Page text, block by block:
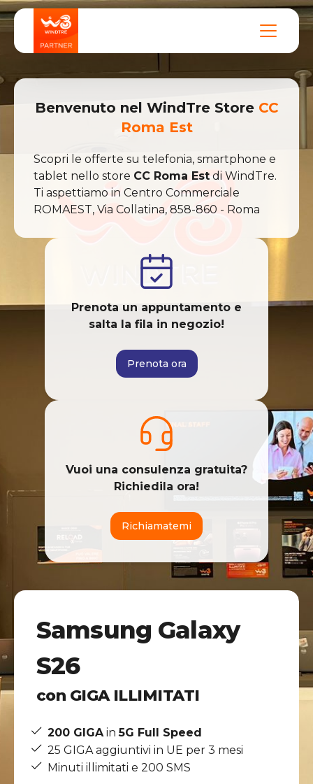
Benvenuto nel WindTreStore CC
Roma Est
Scopri le offerte su telefonia, smartphone e
tablet nello store CC Roma Est di WindTre.
Ti aspettiamo in Centro Commerciale
ROMAEST, Via Collatina, 858-860 - Roma
Prenota un appuntamento e
salta la fila in negozio!
Prenota ora
Vuoi una consulenza gratuita?
Richiedila ora!
Richiamatemi
Samsung Galaxy
S26
con GIGA ILLIMITATI
200 GIGAin5G Full Speed
25 GIGA aggiuntivi in UE per 3 mesi​
Minuti illimitati e 200 SMS